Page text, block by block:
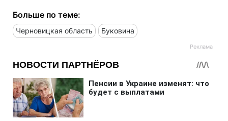
Больше по теме:
Черновицкая область Буковина